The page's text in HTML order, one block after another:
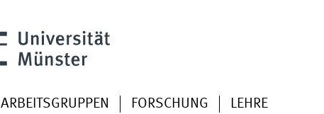
ARBEITSGRUPPEN FORSCHUNG LEHRE